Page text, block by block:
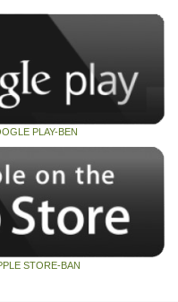
PLAY-BEN
STORE-BAN